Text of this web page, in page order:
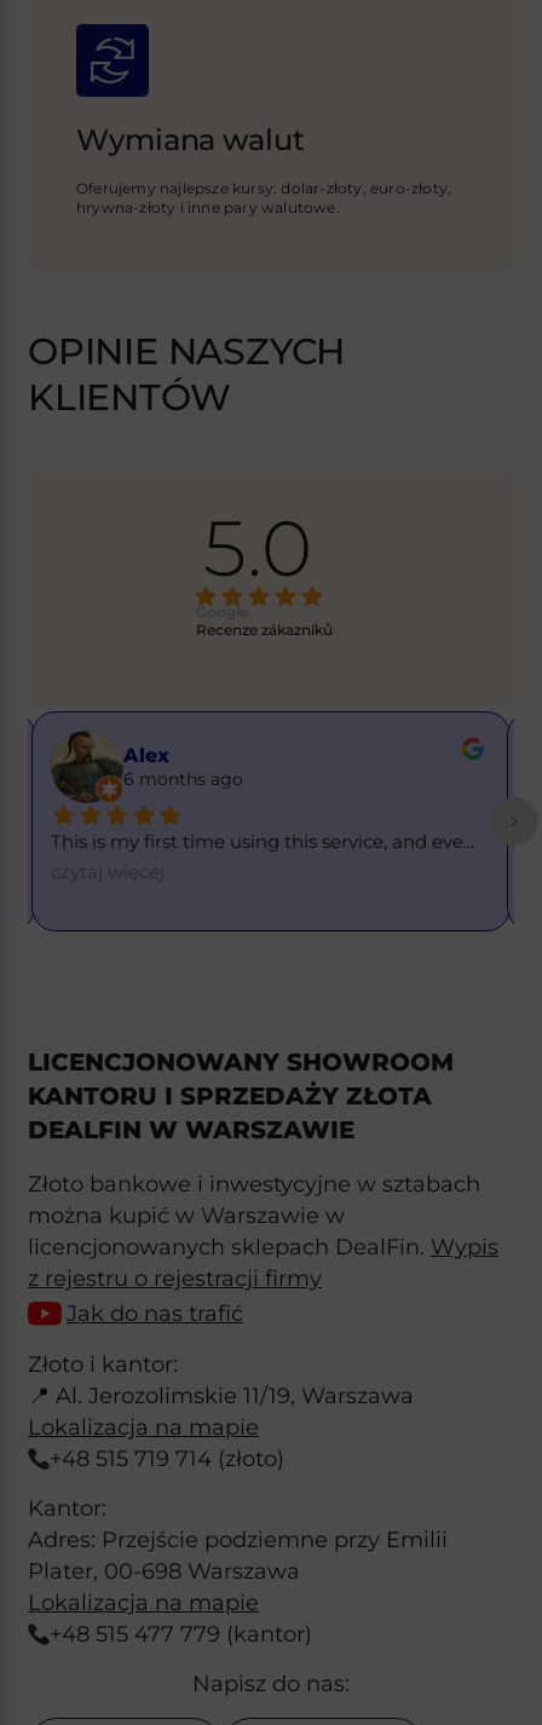
Wymiana walut
Oferujemy najlepsze kursy: dolar-złoty, euro-złoty,
hrywna-złoty i inne pary walutowe.
OPINIE NASZYCH
KLIENTÓW
5.0
Google
Recenze zákazníků
Alex
6 months ago
This is my first time using this service, and eve...
czytaj więcej
LICENCJONOWANY SHOWROOM
KANTORU I SPRZEDAŻY ZŁOTA
DEALFIN W WARSZAWIE
Złoto bankowe i inwestycyjne w sztabach
można kupić w Warszawie w
licencjonowanych sklepach DealFin. Wypis
z rejestru o rejestracji firmy
Jak do nas trafić
Złoto i kantor:
📍 Al. Jerozolimskie 11/19, Warszawa
Lokalizacja na mapie
+48 515 719 714 (złoto)
Kantor:
Adres: Przejście podziemne przy Emilii
Plater, 00-698 Warszawa
Lokalizacja na mapie
+48 515 477 779 (kantor)
Napisz do nas: